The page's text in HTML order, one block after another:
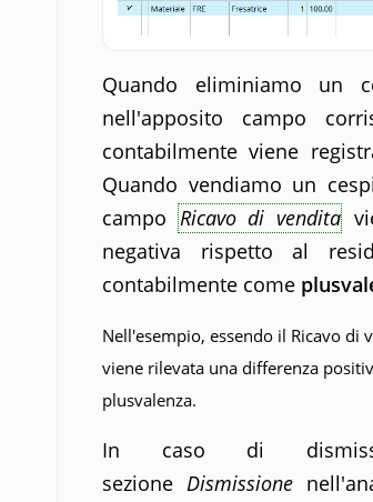
Quando eliminiamo un
nell'apposito campo
contabilmente viene
Quando vendiamo un
campoRicavo di vendita
negativa rispetto al
contabilmente come
Nell'esempio, essendo il Ricavo di
viene rilevata una differenza
plusvalenza.
In caso di
sezione Dismissione